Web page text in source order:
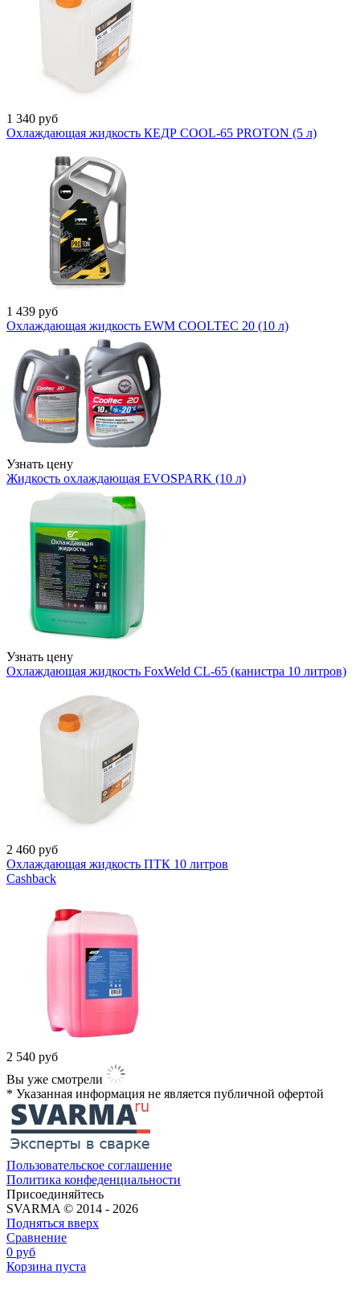
1 340 руб
Охлаждающая жидкость КЕДР COOL-65 PROTON (5 л)
1 439 руб
Охлаждающая жидкость EWM COOLTEC 20 (10 л)
Узнать цену
Жидкость охлаждающая EVOSPARK (10 л)
Узнать цену
Охлаждающая жидкость FoxWeld CL-65 (канистра 10 литров)
2 460 руб
Охлаждающая жидкость ПТК 10 литров
Cashback
2 540 руб
Вы уже смотрели
* Указанная информация не является публичной офертой​
Пользовательское соглашение
Политика конфеденциальности
Присоединяйтесь
SVARMA © 2014 - 2026
Подняться вверх
Сравнение
0 руб
Корзина пуста